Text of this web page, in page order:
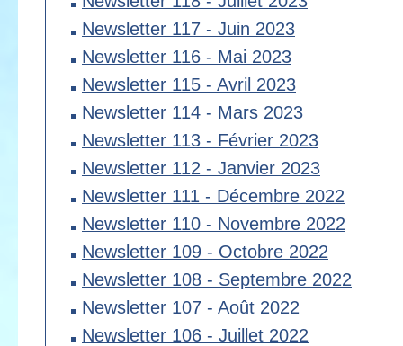
Newsletter 117 - Juin 2023
Newsletter 116 - Mai 2023
Newsletter 115 - Avril 2023
Newsletter 114 - Mars 2023
Newsletter 113 - Février 2023
Newsletter 112 - Janvier 2023
Newsletter 111 - Décembre 2022
Newsletter 110 - Novembre 2022
Newsletter 109 - Octobre 2022
Newsletter 108 - Septembre 2022
Newsletter 107 - Août 2022
Newsletter 106 - Juillet 2022